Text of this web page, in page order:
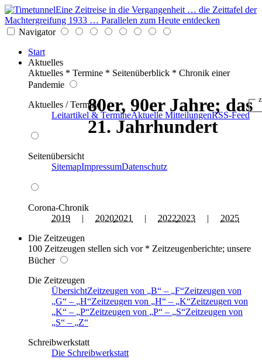
Eine Zeitreise in die Vergangenheit … die Zeittafel der
Machtergreifung 1933 … Parallelen zum Heute entdecken
Navigator
Start
Aktuelles
Aktuelles * Termine * Seitenüberblick * Chronik einer
Pandemie
Aktuelles / Termine
Leitartikel & TermineAktuelle MitteilungenRSS-Feed
Seitenübersicht
SitemapImpressumDatenschutz
Corona-Chronik
2019 | 20202021 | 20222023 | 2025
Die Zeitzeugen
100 Zeitzeugen stellen sich vor * Zeitzeugenberichte; unsere
Bücher
Die Zeitzeugen
ÜbersichtZeitzeugen von B – F Zeitzeugen von
G
– H Zeitzeugen von H – K Zeitzeugen von
K
– P Zeitzeugen von P – S Zeitzeugen von
S
–
Z
Schreibwerkstatt
Die Schreibwerkstatt
80er, 90er Jahre; das
21. Jahrhundert